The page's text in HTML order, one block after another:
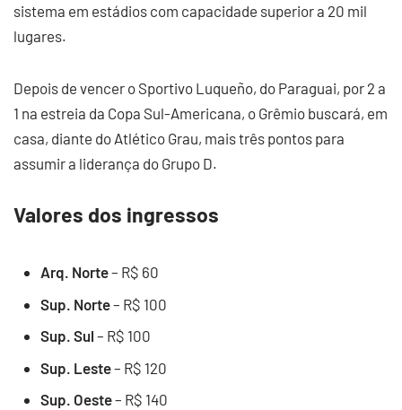
sistema em estádios com capacidade superior a 20 mil
lugares.
Depois de vencer o Sportivo Luqueño, do Paraguai, por 2 a
1 na estreia da Copa Sul-Americana, o Grêmio buscará, em
casa, diante do Atlético Grau, mais três pontos para
assumir a liderança do Grupo D.
Valores dos ingressos
Arq. Norte– R$ 60
Sup. Norte– R$ 100
Sup. Sul – R$ 100
Sup. Leste– R$ 120
Sup. Oeste– R$ 140